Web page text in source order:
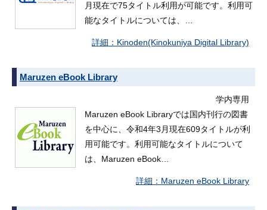
月現在で75タイトル利用が可能です。利用可
能なタイトルについては、…
Kinoden(Kinokuniya Digital Library)
Maruzen eBook Library
学内専用
Maruzen eBook Libraryでは国内刊行の図書
を中心に、令和4年3月現在609タイトルが利
用可能です。利用可能なタイトルについて
は、Maruzen eBook…
Maruzen eBook Library